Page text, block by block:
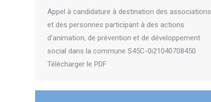
Appel à candidature à destination des associations
et des personnes participant à des actions
d’animation, de prévention et de développement
social dans la commune S45C-0i21040708450
Télécharger le PDF